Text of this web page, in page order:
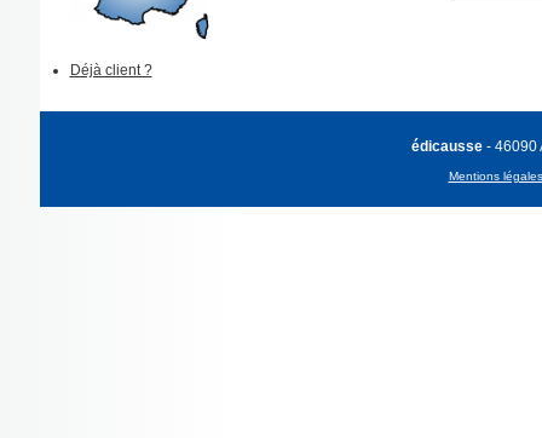
Déjà client ?
édicausse - 46090
Mentions légales